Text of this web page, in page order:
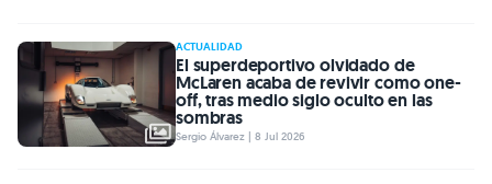
ACTUALIDAD
El superdeportivo olvidado de
McLaren acaba de revivir como one-
off, tras medio siglo oculto en las
sombras
Sergio Álvarez | 8 Jul 2026